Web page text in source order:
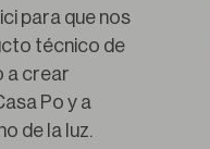
para que nos
técnico de
a crear
Po y a
de la luz.